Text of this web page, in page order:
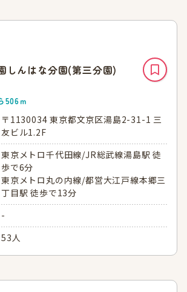
しんはな分園(第三分園)
506ｍ
〒1130034 東京都文京区湯島2-31-1 三
友ビル1.2F
東京メトロ千代田線/JR総武線湯島駅 徒
歩で6分
東京メトロ丸の内線/都営大江戸線本郷三
丁目駅 徒歩で13分
-
53人